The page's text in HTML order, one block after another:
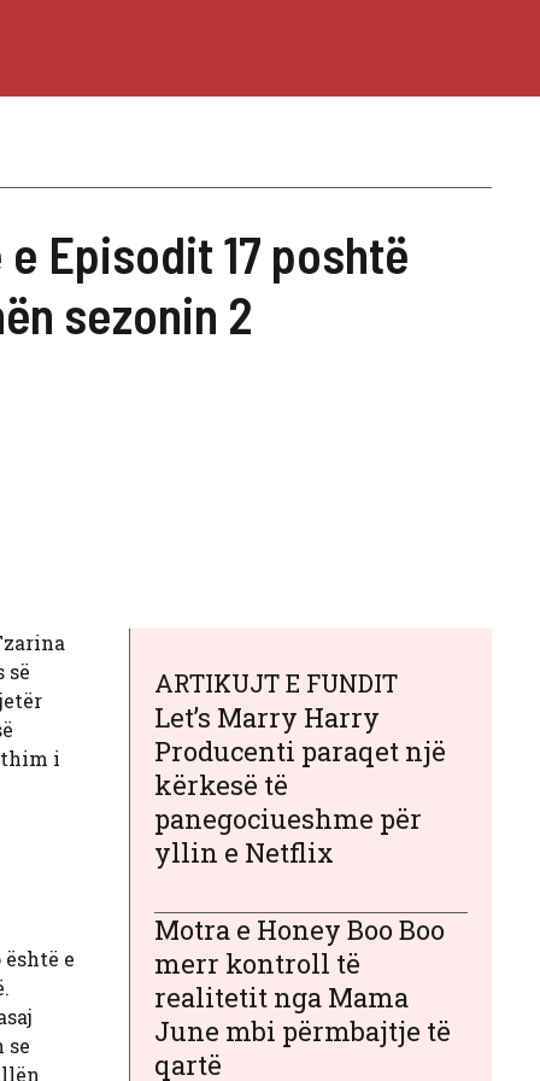
Episodit 17 poshtë
sezonin 2
së
i
e
se
ARTIKUJT E FUNDIT
Let’s Marry Harry
Producenti paraqet një
kërkesë të
panegociueshme për
yllin e Netflix
Motra e Honey Boo Boo
merr kontroll të
realitetit nga Mama
June mbi përmbajtje të
qartë